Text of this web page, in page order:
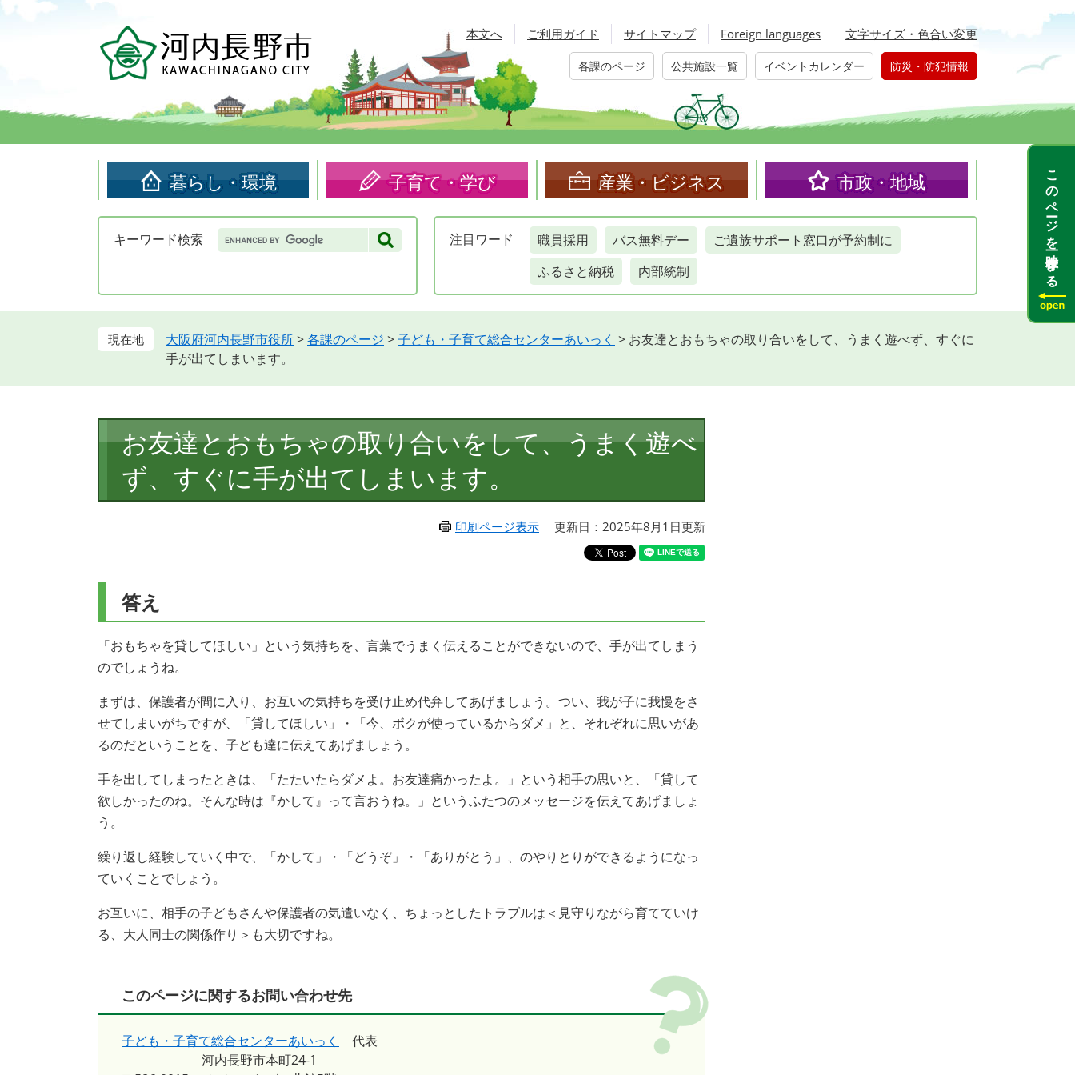
頭
す。
飛
し
本文へ ご利用ガイド サイトマップ Foreign languages 文字サイズ・色合い変更
各課のページ 公共施設一覧 イベントカレンダー 防災・防犯情報
暮らし・環境 子育て・学び 産業・ビジネス 市政・地域
キーワード検索 Google
カ
検
注目 ワード 職員採用 バス無料デー
ご遺族サポート窓口が予約制に
ふるさと納税
内部統制
大阪府河内長野市役所>各課のページ >子ども・子育て総合センターあいっく > お友達とおもちゃの取り合いをして、うまく遊べず、すぐに
手が出てしまいます。
文
お友達とおもちゃの取り合いをして、うまく遊べ
ず、すぐに手が出てしまいます。
印刷ページ表示 更新日：2025年8月1日更新
答え
「おもちゃを貸してほしい」という気持ちを、言葉でうまく伝えることができないので、手が出てしまう
のでしょうね。
まずは、保護者が間に入り、お互いの気持ちを受け止め代弁してあげましょう。つい、我が子に我慢をさ
せてしまいがちですが、「貸してほしい」・「今、ボクが使っているからダメ」と、それぞれに思いがあ
るのだということを、子ども達に伝えてあげましょう。
手を出してしまったときは、「たたいたらダメよ。お友達痛かったよ。」という相手の思いと、「貸して
欲しかったのね。そんな時は『かして』って言おうね。」というふたつのメッセージを伝えてあげましょ
う。
繰り返し経験していく中で、「かして」・「どうぞ」・「ありがとう」、のやりとりができるようになっ
ていくことでしょう。
お互いに、相手の子どもさんや保護者の気遣いなく、ちょっとしたトラブルは＜見守りながら育てていけ
る、大人同士の関係作り＞も大切ですね。
このページに関するお問い合わせ先
子ども・子育て総合センターあいっく 代表
河内長野市本町24-1
このページを一時保存する